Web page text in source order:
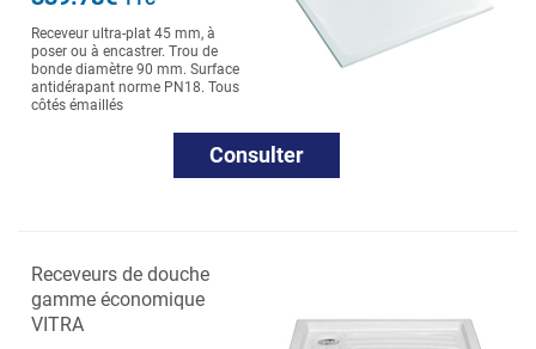
Receveur ultra-plat 45 mm, à
poser ou à encastrer. Trou de
bonde diamètre 90 mm. Surface
antidérapant norme PN18. Tous
côtés émaillés
Consulter
Receveurs de douche
gamme économique
VITRA